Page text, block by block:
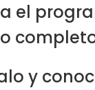
el
y